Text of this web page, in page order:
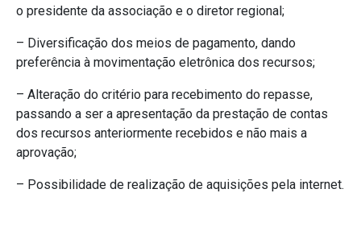
o presidente da associação e o diretor regional;
– Diversificação dos meios de pagamento, dando
preferência à movimentação eletrônica dos recursos;
– Alteração do critério para recebimento do repasse,
passando a ser a apresentação da prestação de contas
dos recursos anteriormente recebidos e não mais a
aprovação;
– Possibilidade de realização de aquisições pela internet.